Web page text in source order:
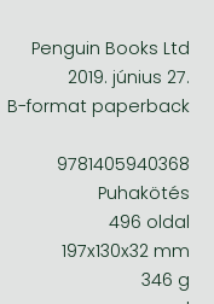
Penguin Books Ltd
2019. június 27.
B-format paperback
9781405940368
Puhakötés
496 oldal
197x130x32 mm
346 g